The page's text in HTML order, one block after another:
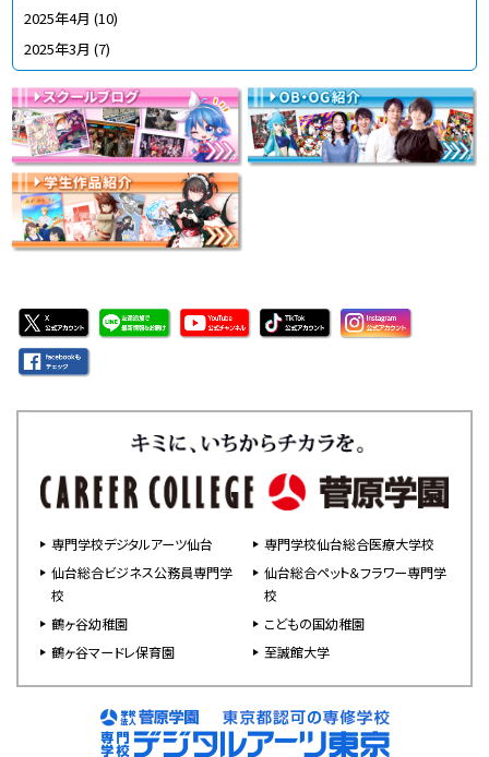
2025年4月 (10)
2025年3月 (7)
専門学校デジタルアーツ仙台
専門学校仙台総合医療大学校
仙台総合ビジネス公務員専門学
校
仙台総合ペット＆フラワー専門学
校
鶴ヶ谷幼稚園
こどもの国幼稚園
鶴ヶ谷マードレ保育園
至誠館大学